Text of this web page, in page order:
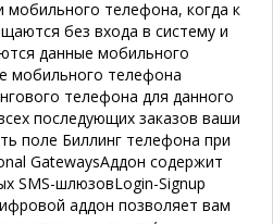
мобильного телефона, когда к
без входа в систему и
данные мобильного
мобильного телефона
телефона для данного
последующих заказов ваши
поле Биллинг телефона при
GatewaysАддон содержит
SMS-шлюзовLogin-Signup
аддон позволяет вам